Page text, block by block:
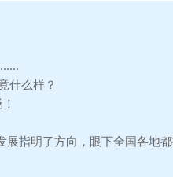
……
什么样？
指明了方向，眼下全国各地都